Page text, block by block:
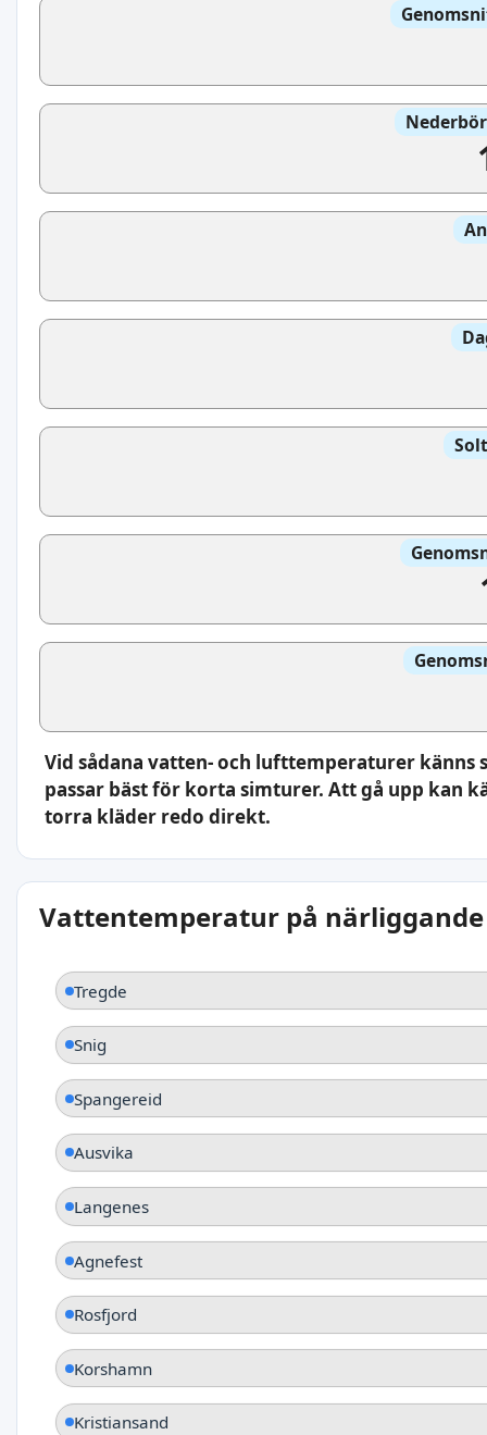
Vid sådana vatten- och lufttemperaturer känns
passar bäst för korta simturer. Att gå upp kan
torra kläder redo direkt.
Vattentemperatur på
Tregde
Snig
Spangereid
Ausvika
Langenes
Agnefest
Rosfjord
Korshamn
Kristiansand